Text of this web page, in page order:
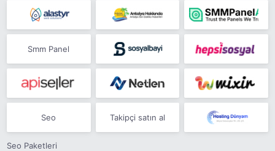
Smm Panel
Seo Takipçi satın al
Seo Paketleri